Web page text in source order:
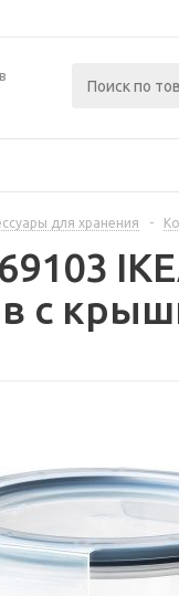
для хранения -
с